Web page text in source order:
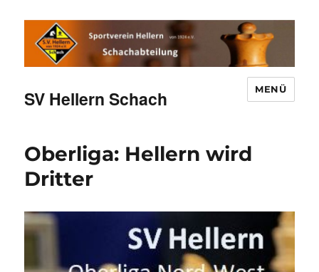
SV Hellern Schach MENÜ
Oberliga: Hellern wird
Dritter